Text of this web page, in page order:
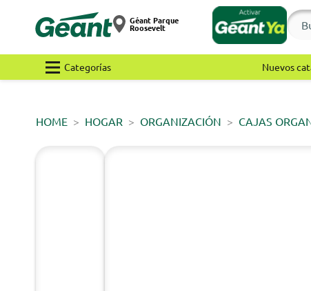
Géant Parque
Roosevelt
Categorías Nuevos
HOME HOGAR ORGANIZACIÓN CAJAS